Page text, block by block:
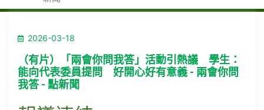
2026-03-18
（有片）「兩會你問我答」活動引熱議 學生：
能向代表委員提問 好開心好有意義 - 兩會你問
我答 - 點新聞